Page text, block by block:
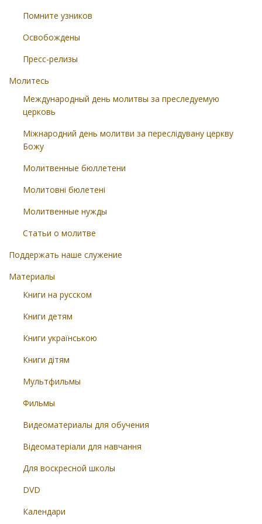
Помните узников
Освобождены
Пресс-релизы
Молитесь
Международный день молитвы за преследуемую
церковь
Міжнародний день молитви за переслідувану церкву
Божу
Молитвенные бюллетени
Молитовні бюлетені
Молитвенные нужды
Статьи о молитве
Поддержать наше служение
Материалы
Книги на русском
Книги детям
Книги українською
Книги дітям
Мультфильмы
Фильмы
Видеоматериалы для обучения
Відеоматеріали для навчання
Для воскресной школы
DVD
Календари